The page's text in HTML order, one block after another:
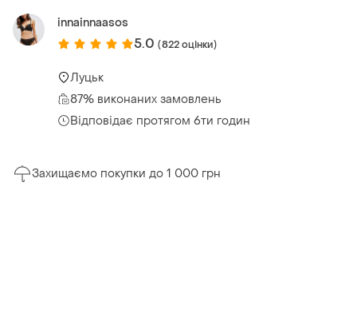
innainnaasos
5.0 (822 оцінки)
Луцьк
87% виконаних замовлень
Відповідає протягом 6ти годин
Захищаємо покупки до 1 000 грн